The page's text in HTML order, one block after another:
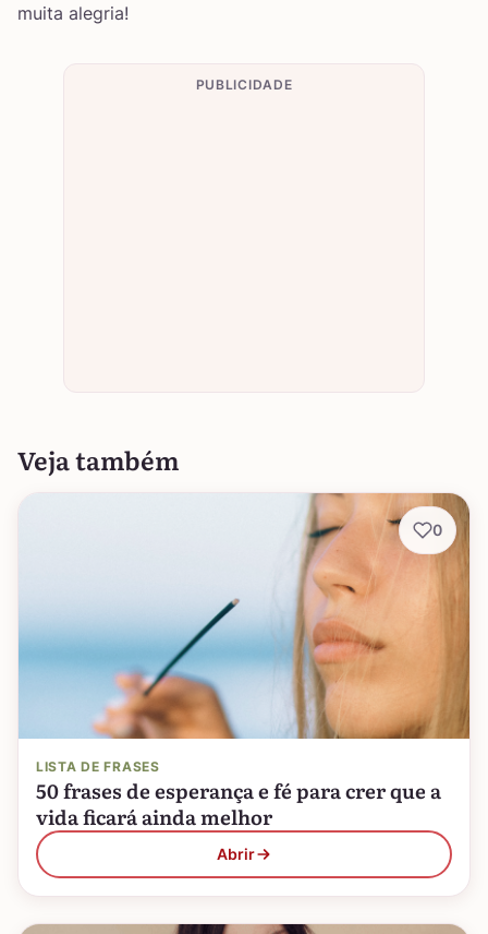
muita alegria!
PUBLICIDADE
Veja também
LISTA DE FRASES
50 frases de esperança e fé para crer que a
vida ficará ainda melhor
Abrir
0